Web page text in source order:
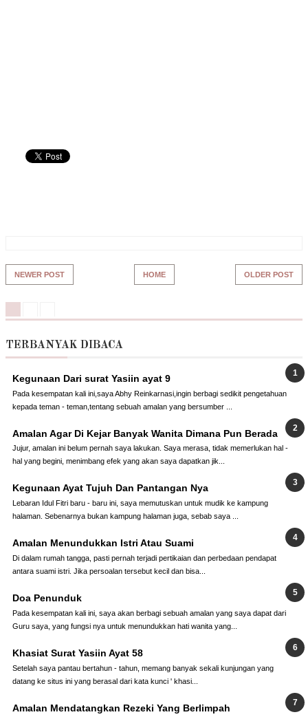
NEWER POST OLDER POST
HOME
TERBANYAK DIBACA
Kegunaan Dari surat Yasiin ayat 9
Pada kesempatan kali ini,saya Abhy Reinkarnasi,ingin berbagi sedikit pengetahuan
kepada teman - teman,tentang sebuah amalan yang bersumber ...
Amalan Agar Di Kejar Banyak Wanita Dimana Pun Berada
Jujur, amalan ini belum pernah saya lakukan. Saya merasa, tidak memerlukan hal -
hal yang begini, menimbang efek yang akan saya dapatkan jik...
Kegunaan Ayat Tujuh Dan Pantangan Nya
Lebaran Idul Fitri baru - baru ini, saya memutuskan untuk mudik ke kampung
halaman. Sebenarnya bukan kampung halaman juga, sebab saya ...
Amalan Menundukkan Istri Atau Suami
Di dalam rumah tangga, pasti pernah terjadi pertikaian dan perbedaan pendapat
antara suami istri. Jika persoalan tersebut kecil dan bisa...
Doa Penunduk
Pada kesempatan kali ini, saya akan berbagi sebuah amalan yang saya dapat dari
Guru saya, yang fungsi nya untuk menundukkan hati wanita yang...
Khasiat Surat Yasiin Ayat 58
Setelah saya pantau bertahun - tahun, memang banyak sekali kunjungan yang
datang ke situs ini yang berasal dari kata kunci ' khasi...
Amalan Mendatangkan Rezeki Yang Berlimpah